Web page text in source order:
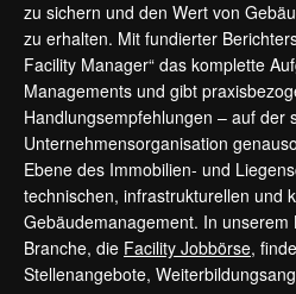
zu sichern und den Wert von
zu erhalten. Mit fundierter
Facility Manager“ das komplette
Managements und gibt
Handlungsempfehlungen – auf der
Unternehmensorganisation
Ebene des Immobilien- und
technischen, infrastrukturellen und
Gebäudemanagement. In
Branche, die Facility Jobbörse,
Stellenangebote,